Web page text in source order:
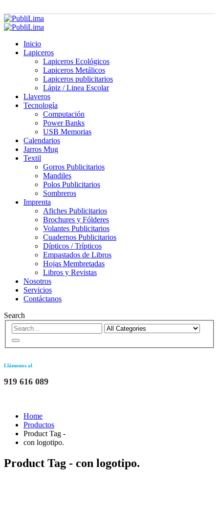
Inicio
Lapiceros
Lapiceros Ecológicos
Lapiceros Metálicos
Lapiceros publicitarios
Lápiz / Linea Escolar
Llaveros
Tecnología
Computación
Power Banks
USB Memorias
Calendarios
Jarros Mug
Textil
Gorros Publicitarios
Mandiles
Polos Publicitarios
Sombreros
Imprenta
Afiches Publicitarios
Brochures y Fólderes
Volantes Publicitarios
Cuadernos Publicitarios
Dípticos / Trípticos
Empastados de Libros
Hojas Membretadas
Libros y Revistas
Nosotros
Servicios
Contáctanos
Search
Llámenos al
919 616 089
Home
Productos
Product Tag -
con logotipo.
Product Tag - con logotipo.